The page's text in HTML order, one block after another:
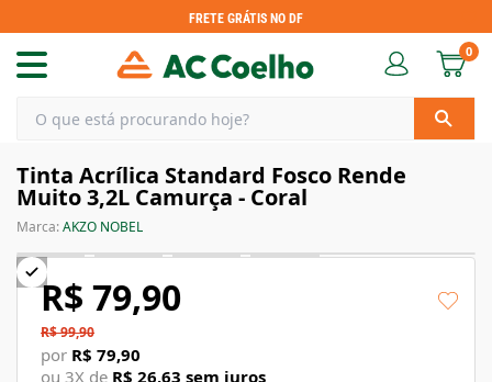
FRETE GRÁTIS NO DF
0
Tinta Acrílica Standard Fosco Rende
Muito 3,2L Camurça - Coral
Marca:AKZO NOBEL
R$ 79,90
R$ 99,90
por R$ 79,90
ou 3X de R$ 26,63 sem juros